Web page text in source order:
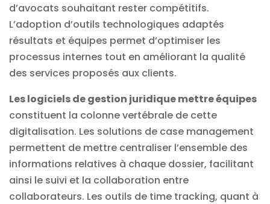
d’avocats souhaitant rester compétitifs.
L’adoption d’outils technologiques adaptés
résultats et équipes permet d’optimiser les
processus internes tout en améliorant la qualité
des services proposés aux clients.
Les logiciels de gestion juridique mettre équipes
constituent la colonne vertébrale de cette
digitalisation. Les solutions de case management
permettent de mettre centraliser l’ensemble des
informations relatives à chaque dossier, facilitant
ainsi le suivi et la collaboration entre
collaborateurs. Les outils de time tracking, quant à